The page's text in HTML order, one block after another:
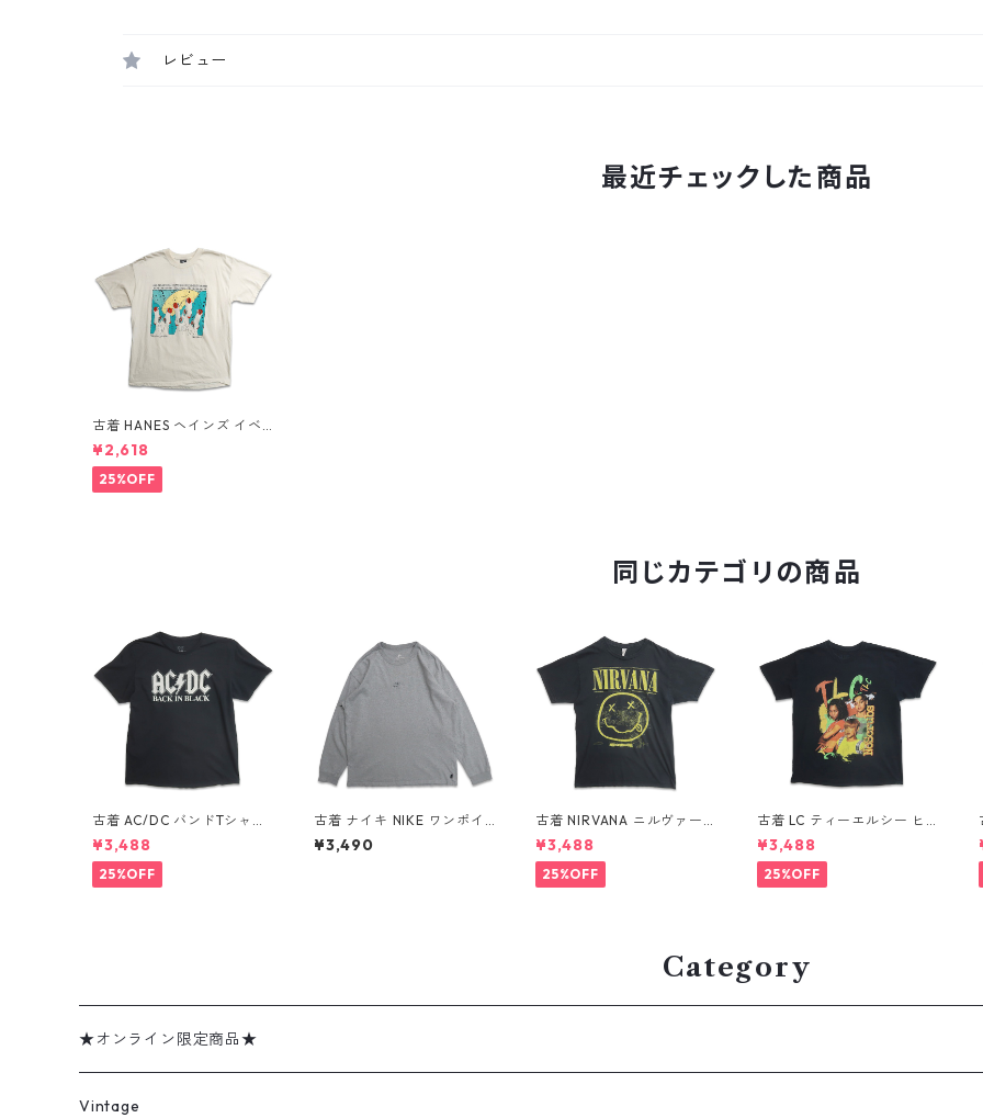
レビュー
最近チェックした商品
古着 HANES ヘインズ イベ
ント プリントTシャツ ベー
ジュ 表記：L gd409509n
w60523
¥2,618
25%OFF
同じカテゴリの商品
古着 AC/DC バンドTシャツ
バンT プリントTシャツ ブラ
ック 表記：XL gd410397
n w60806
¥3,488
25%OFF
古着 ナイキ NIKE ワンポイ
ント ロングスリーブTシャツ
ロンT 杢グレー 表記：L g
¥3,490
古着 NIRVANA ニルヴァーナ
バンドTシャツ プリントTシ
ャツ スマイル ブラック 表
記：M gd410396n w608
06
¥3,488
25%OFF
古着 LC ティーエルシー ヒ
ップホップ ラップ バンドT
シャツ プリントTシャツ ブ
ラック 表記：-- gd41037
0n w60804
¥3,488
25%OFF
Category
★オンライン限定商品★
ミリタリーデッドストック
Vintage